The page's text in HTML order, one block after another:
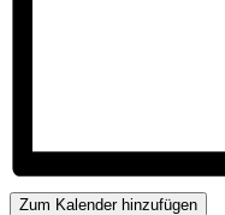
Zum Kalender hinzufügen